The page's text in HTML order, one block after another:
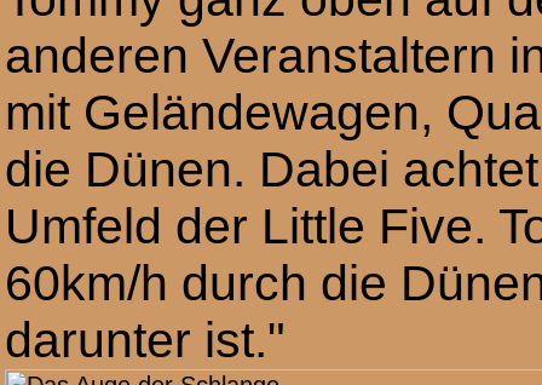
anderen Veranstaltern
mit Geländewagen,
die Dünen. Dabei
Umfeld der Little Five.
60km/h durch die
darunter ist."